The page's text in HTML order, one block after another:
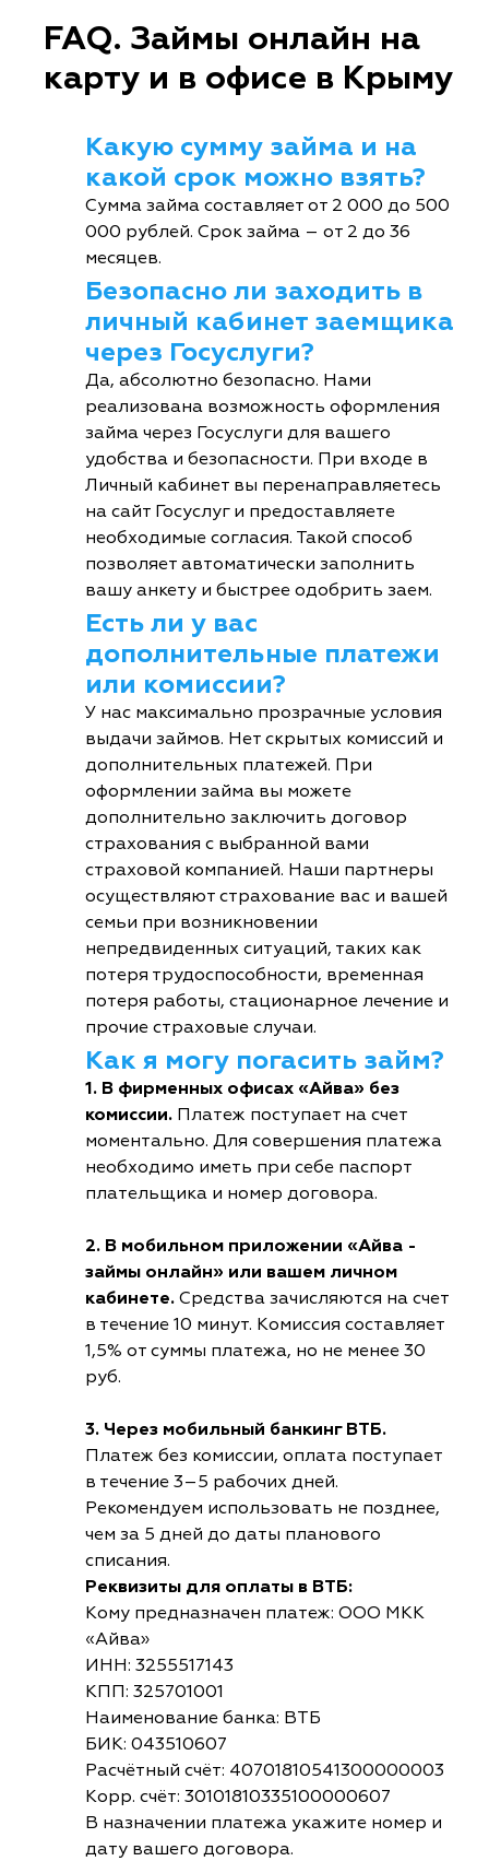
FAQ. Займы онлайн на
карту и в офисе в Крыму
Какую сумму займа и на
какой срок можно взять?
Сумма займа составляет от 2 000 до 500
000 рублей. Срок займа – от 2 до 36
месяцев.
Безопасно ли заходить в
личный кабинет заемщика
через Госуслуги?
Да, абсолютно безопасно. Нами
реализована возможность оформления
займа через Госуслуги для вашего
удобства и безопасности. При входе в
Личный кабинет вы перенаправляетесь
на сайт Госуслуг и предоставляете
необходимые согласия. Такой способ
позволяет автоматически заполнить
вашу анкету и быстрее одобрить заем.
Есть ли у вас
дополнительные платежи
или комиссии?
У нас максимально прозрачные условия
выдачи займов. Нет скрытых комиссий и
дополнительных платежей. При
оформлении займа вы можете
дополнительно заключить договор
страхования с выбранной вами
страховой компанией. Наши партнеры
осуществляют страхование вас и вашей
семьи при возникновении
непредвиденных ситуаций, таких как
потеря трудоспособности, временная
потеря работы, стационарное лечение и
прочие страховые случаи.
Как я могу погасить займ?
1. В фирменных офисах «Айва» без
комиссии. Платеж поступает на счет
моментально. Для совершения платежа
необходимо иметь при себе паспорт
плательщика и номер договора.
2. В мобильном приложении «Айва -
займы онлайн» или вашем личном
кабинете. Средства зачисляются на счет
в течение 10 минут. Комиссия составляет
1,5% от суммы платежа, но не менее 30
руб.
3. Через мобильный банкинг ВТБ.
Платеж без комиссии, оплата поступает
в течение 3–5 рабочих дней.
Рекомендуем использовать не позднее,
чем за 5 дней до даты планового
списания.
Реквизиты для оплаты в ВТБ:
Кому предназначен платеж: ООО МКК
«Айва»
ИНН: 3255517143
КПП: 325701001
Наименование банка: ВТБ
БИК: 043510607
Расчётный счёт: 40701810541300000003
Корр. счёт: 30101810335100000607
В назначении платежа укажите номер и
дату вашего договора.